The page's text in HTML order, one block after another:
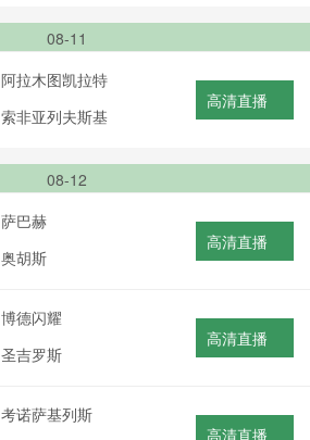
08-11
阿拉木图凯拉特
索非亚列夫斯基
高清直播
08-12
萨巴赫
奥胡斯
高清直播
博德闪耀
圣吉罗斯
高清直播
考诺萨基列斯
高清直播